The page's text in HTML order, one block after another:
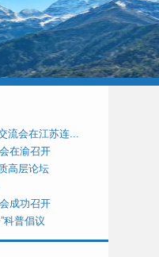
流会在江苏连...
在渝召开
高层论坛
成功召开
科普倡议